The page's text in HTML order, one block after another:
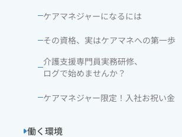
ケアマネジャーになるには
その資格、実はケアマネへの第一歩
介護支援専門員実務研修、
ログで始めませんか？
ケアマネジャー限定！入社お祝い金
働く環境